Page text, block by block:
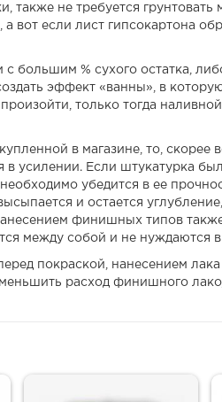
также не требуется грунтовать
вот если лист гипсокартона
с большим % сухого остатка,
эффект «ванны», в
только тогда
в магазине, то, скорее
усилении. Если штукатурка
убедится в ее
и остается
финишных типов
между собой и не нуждаются в
покраской, нанесением
расход финишного